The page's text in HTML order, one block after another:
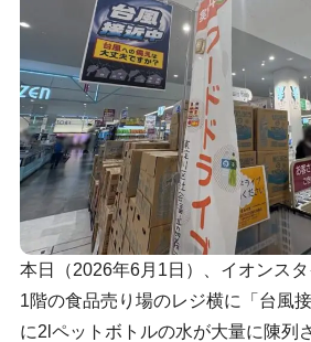
本日（2026年6月1日）、イオンス
1階の食品売り場のレジ横に「台風
に2lペットボトルの水が大量に陳列